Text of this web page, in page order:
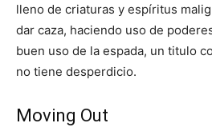
lleno de criaturas y espíritus
dar caza, haciendo uso de
buen uso de la espada, un titulo
no tiene desperdicio.
Moving Out